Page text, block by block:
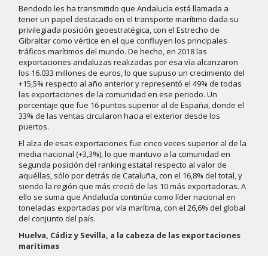
Bendodo les ha transmitido que Andalucía está llamada a
tener un papel destacado en el transporte marítimo dada su
privilegiada posición geoestratégica, con el Estrecho de
Gibraltar como vértice en el que confluyen los principales
tráficos marítimos del mundo. De hecho, en 2018 las
exportaciones andaluzas realizadas por esa vía alcanzaron
los 16.033 millones de euros, lo que supuso un crecimiento del
+15,5% respecto al año anterior y representó el 49% de todas
las exportaciones de la comunidad en ese periodo. Un
porcentaje que fue 16 puntos superior al de España, donde el
33% de las ventas circularon hacia el exterior desde los
puertos.
El alza de esas exportaciones fue cinco veces superior al de la
media nacional (+3,3%), lo que mantuvo a la comunidad en
segunda posición del ranking estatal respecto al valor de
aquéllas, sólo por detrás de Cataluña, con el 16,8% del total, y
siendo la región que más creció de las 10 más exportadoras. A
ello se suma que Andalucía continúa como líder nacional en
toneladas exportadas por vía marítima, con el 26,6% del global
del conjunto del país.
Huelva, Cádiz y Sevilla, a la cabeza de las exportaciones
marítimas